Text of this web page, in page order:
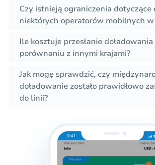
Czy istnieją ograniczenia dotyczące
niektórych operatorów mobilnych w
Ile kosztuje przesłanie
porównaniu z innymi krajami?
Jak mogę sprawdzić, czy
doładowanie zostało prawidłowo
do linii?